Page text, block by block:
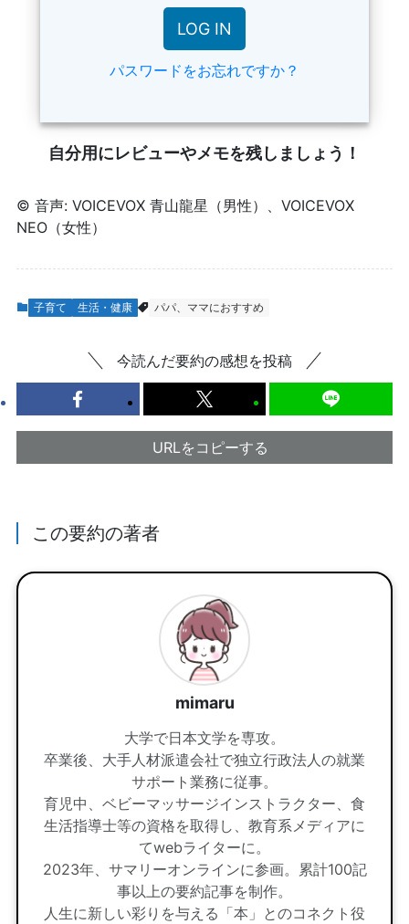
パスワードをお忘れですか？
自分用にレビューやメモを残しましょう！
© 音声: VOICEVOX 青山龍星（男性）、VOICEVOX
NEO（女性）
子育て 生活・健康 パパ、ママにおすすめ
今読んだ要約の感想を投稿
URLをコピーする
この要約の著者
mimaru
大学で日本文学を専攻。
卒業後、大手人材派遣会社で独立行政法人の就業
サポート業務に従事。
育児中、ベビーマッサージインストラクター、食
生活指導士等の資格を取得し、教育系メディアに
てwebライターに。
2023年、サマリーオンラインに参画。累計100記
事以上の要約記事を制作。
人生に新しい彩りを与える「本」とのコネクト役